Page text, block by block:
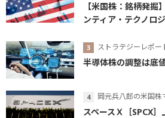
【米国株：銘柄発掘
ンティア・テクノロ
ストラテジーレポー
半導体株の調整は底
岡元兵八郎の米国株
スペースＸ［SPCX